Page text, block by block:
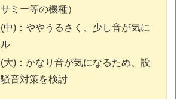
ミー等の機種）
中)：ややうるさく、少し音が気に
大)：かなり音が気になるため、設
音対策を検討